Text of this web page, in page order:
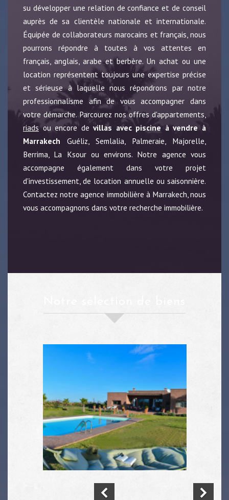
su développer une relation de confiance et de conseil
auprès de sa clientèle nationale et internationale.
Équipée de collaborateurs marocains et français, nous
pourrons répondre à toutes à vos attentes en
français, anglais, arabe et berbère. Un achat ou une
location représentent toujours une expertise précise
et sérieuse à laquelle nous répondrons par notre
professionnalisme afin de vous accompagner dans
votre démarche. Parcourez nos offres d'appartements,
riads ou encore devillas avec piscine à vendre à
Marrakech Guéliz, Semlalia, Palmeraie, Majorelle,
Berrima, La Ksour ou environs. Notre agence vous
accompagne également dans votre projet
d'investissement, de location annuelle ou saisonnière.
Contactez notre agence immobilière à Marrakech, nous
vous accompagnons dans votre recherche immobilière.